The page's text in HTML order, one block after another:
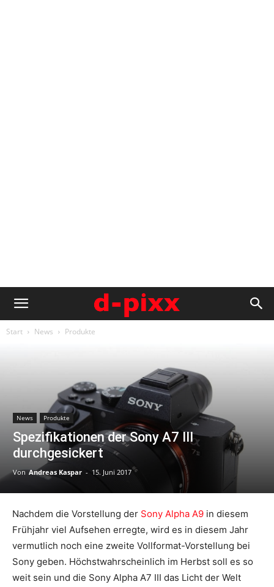
Start News Produkte
News Produkte
Spezifikationen der Sony A7 III
durchgesickert
Von Andreas Kaspar - 15. Juni 2017
Nachdem die Vorstellung der Sony Alpha A9 in diesem
Frühjahr viel Aufsehen erregte, wird es in diesem Jahr
vermutlich noch eine zweite Vollformat-Vorstellung bei
Sony geben. Höchstwahrscheinlich im Herbst soll es so
weit sein und die Sony Alpha A7 III das Licht der Welt